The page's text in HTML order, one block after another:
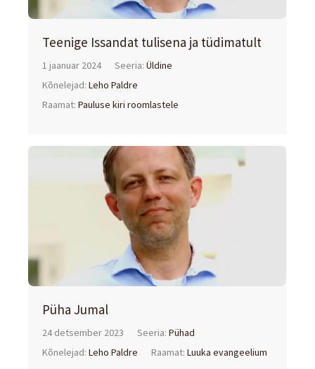
Teenige Issandat tulisena ja tüdimatult
1 jaanuar 2024 Seeria:Üldine
Kõnelejad:Leho Paldre
Raamat:Pauluse kiri roomlastele
Püha Jumal
24 detsember 2023 Seeria:Pühad
Kõnelejad:Leho Paldre Raamat:Luuka evangeelium